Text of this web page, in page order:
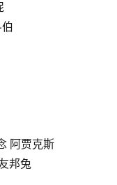
阿贾克斯
邦兔